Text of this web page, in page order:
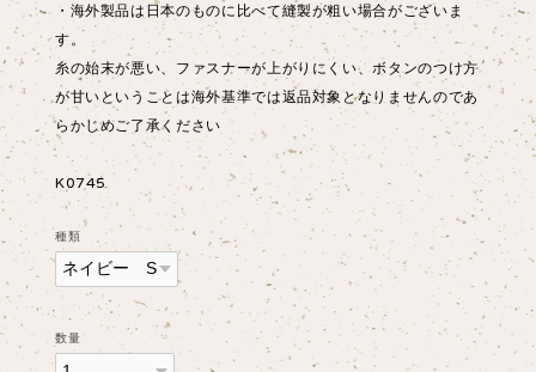
・海外製品は日本のものに比べて縫製が粗い場合がございま
す。
糸の始末が悪い、ファスナーが上がりにくい、ボタンのつけ方
が甘いということは海外基準では返品対象となりませんのであ
らかじめご了承ください
K0745
種類
数量